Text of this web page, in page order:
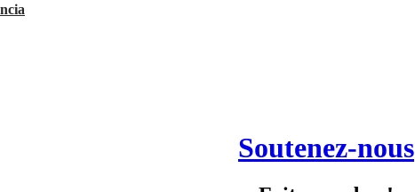
Soutenez-nous